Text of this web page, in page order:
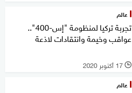
عالم
تجربة تركيا لمنظومة "إس-400"..
عواقب وخيمة وانتقادات لاذعة
l 17 أكتوبر 2020
عالم